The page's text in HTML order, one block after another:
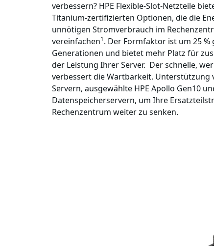
verbessern? HPE Flexible-Slot-Netzteile
Titanium-zertifizierten Optionen, die die
unnötigen Stromverbrauch im
vereinfachen1. Der Formfaktor ist um 25
Generationen und bietet mehr Platz für
der Leistung Ihrer Server. Der schnelle,
verbessert die Wartbarkeit. Unterstützung
Servern, ausgewählte HPE Apollo Gen10
Datenspeicherservern, um Ihre
Rechenzentrum weiter zu senken.